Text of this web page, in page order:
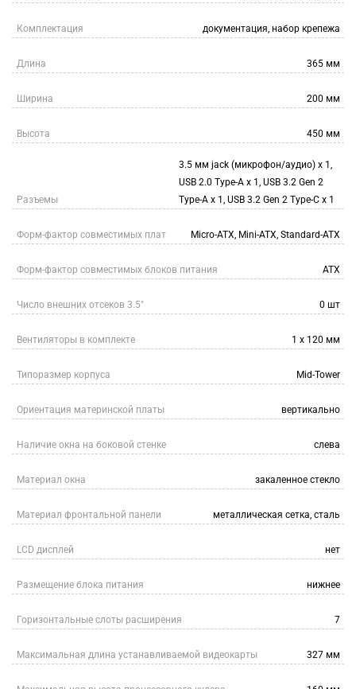
Комплектация документация, набор крепежа
Длина 365 мм
Ширина 200 мм
Высота 450 мм
Разъемы
3.5 мм jack (микрофон/аудио) х 1,
USB 2.0 Type-A х 1, USB 3.2 Gen 2
Type-A х 1, USB 3.2 Gen 2 Type-C х 1
Форм-фактор совместимых плат Micro-ATX, Mini-ATX, Standard-ATX
Форм-фактор совместимых блоков питания ATX
Число внешних отсеков 3.5" 0 шт
Вентиляторы в комплекте 1 x 120 мм
Типоразмер корпуса Mid-Tower
Ориентация материнской платы вертикально
Наличие окна на боковой стенке слева
Материал окна закаленное стекло
Материал фронтальной панели металлическая сетка, сталь
LCD дисплей нет
Размещение блока питания нижнее
Горизонтальные слоты расширения 7
Максимальная длина устанавливаемой видеокарты 327 мм